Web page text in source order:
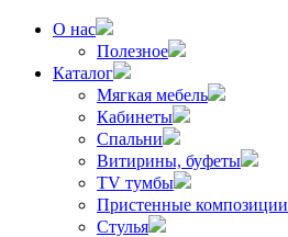
О нас
Полезное
Каталог
Мягкая мебель
Кабинеты
Спальни
Витирины, буфеты
TV тумбы
Пристенные композиции
Стулья